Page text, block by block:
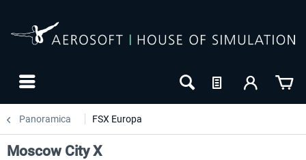
Panoramica FSX Europa
Moscow City X